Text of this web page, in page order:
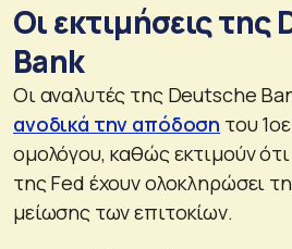
Οι εκτιμήσεις
Bank
Οι αναλυτές της Deutsche
ανοδικά την απόδοση του
ομολόγου, καθώς εκτιμούν
της Fed έχουν ολοκληρώσει
μείωσης των επιτοκίων.